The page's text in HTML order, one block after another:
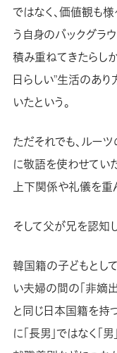
ではなく、価値観も様
う自身のバックグラ
積み重ねてきたらし
日らしい”生活のあ
いたという。
ただそれでも、ルー
に敬語を使わせてい
上下関係や礼儀を
そして父が兄を認知
韓国籍の子どもとし
い夫婦の間の「非嫡
と同じ日本国籍を持
に「長男」ではなく「